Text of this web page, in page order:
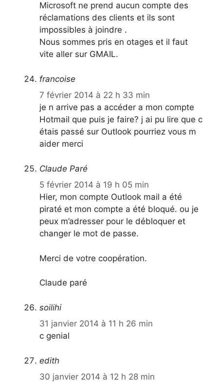
Microsoft ne prend aucun compte des
réclamations des clients et ils sont
impossibles à joindre .
Nous sommes pris en otages et il faut
vite aller sur GMAIL.
francoise
7 février 2014 à 22 h 33 min
je n arrive pas a accéder a mon compte
Hotmail que puis je faire? j ai pu lire que c
étais passé sur Outlook pourriez vous m
aider merci
Claude Paré
5 février 2014 à 19 h 05 min
Hier, mon compte Outlook mail a été
piraté et mon compte a été bloqué. ou je
peux m’adresser pour le débloquer et
changer le mot de passe.
Merci de votre coopération.
Claude paré
soilihi
31 janvier 2014 à 11 h 26 min
c genial
edith
30 janvier 2014 à 12 h 28 min